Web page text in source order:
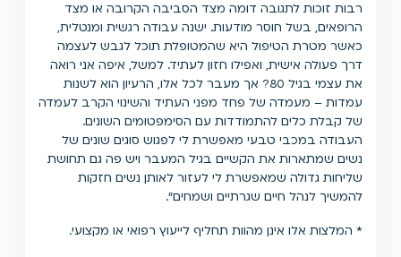
רבות זוכות לתגובה דומה מצד הסביבה הקרובה או מצד
הרופאים, בשל חוסר מודעות. ישנה עבודה רגשית ומנטלית,
כאשר מטרת הטיפול היא שהמטופלת תוכל לגבש לעצמה
דרך פעולה אישית, ואפילו חזון לעתיד. למשל, איפה אני רואה
את עצמי בגיל 80? אך מעבר לכל אלו, הרעיון הוא לשנות
עמדות – מעמדה של פחד מפני העתיד והשינוי הקרב לעמדה
של קבלת כלים להתמודדות עם הסימפטומים השונים.
העבודה במכבי טבעי מאפשרת לי לפגוש סוגים שונים של
נשים שמתארות את הקשיים בגיל המעבר ויש פה גם תחושת
שליחות גדולה שמאפשרת לי לעזור לאותן נשים חזקות
להמשיך לנהל חיים שגרתיים ושמחים".
* המלצות אלו אינן מהוות תחליף לייעוץ רפואי או מקצועי.